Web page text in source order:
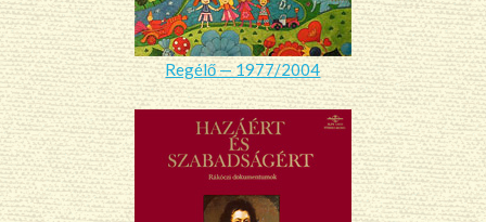
Regélő — 1977/2004